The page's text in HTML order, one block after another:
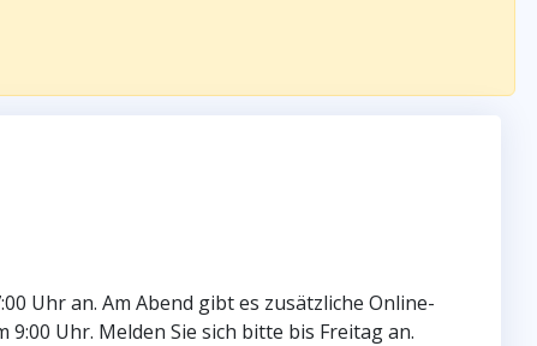
Uhr an. Am Abend gibt es zusätzliche Online-
Uhr. Melden Sie sich bitte bis Freitag an.